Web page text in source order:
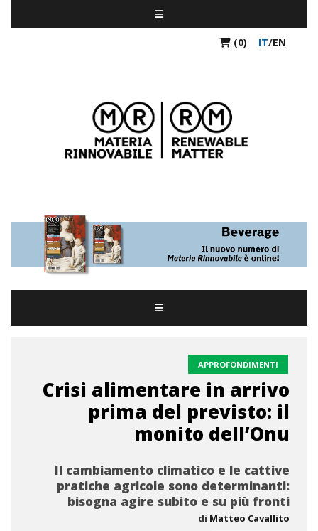
(0) IT/EN
APPROFONDIMENTI
Crisi alimentare in arrivo
prima del previsto: il
monito dell’Onu
Il cambiamento climatico e le cattive
pratiche agricole sono determinanti:
bisogna agire subito e su più fronti
di Matteo Cavallito